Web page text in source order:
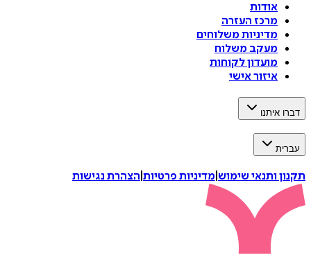
אודות
מרכז העזרה
מדיניות משלוחים
מעקב משלוח
מועדון לקוחות
איזור אישי
דברו איתנו
עברית
תקנון ותנאי שימוש מדיניות פרטיות הצהרת נגישות